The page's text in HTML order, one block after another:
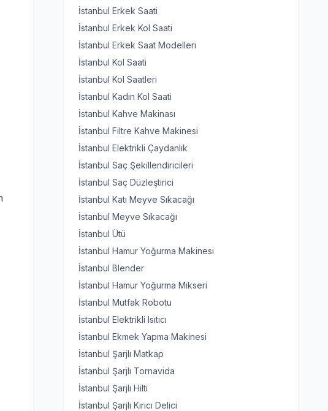
İstanbul Erkek Saati
İstanbul Erkek Kol Saati
İstanbul Erkek Saat Modelleri
İstanbul Kol Saati
İstanbul Kol Saatleri
İstanbul Kadın Kol Saati
İstanbul Kahve Makinası
İstanbul Filtre Kahve Makinesi
İstanbul Elektrikli Çaydanlık
İstanbul Saç Şekillendiricileri
İstanbul Saç Düzleştirici
İstanbul Katı Meyve Sıkacağı
İstanbul Meyve Sıkacağı
İstanbul Ütü
İstanbul Hamur Yoğurma Makinesi
İstanbul Blender
İstanbul Hamur Yoğurma Mikseri
İstanbul Mutfak Robotu
İstanbul Elektrikli Isıtıcı
İstanbul Ekmek Yapma Makinesi
İstanbul Şarjlı Matkap
İstanbul Şarjlı Tornavida
İstanbul Şarjlı Hilti
İstanbul Şarjlı Kırıcı Delici